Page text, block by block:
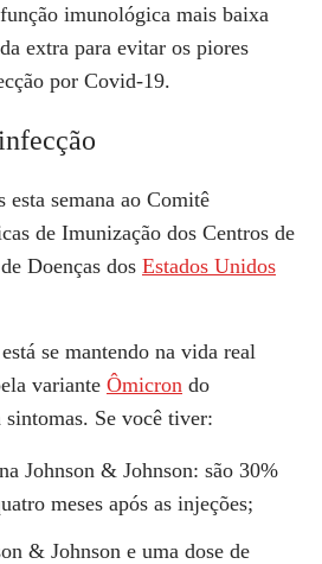
imunológica mais baixa
extra para evitar os piores
por Covid-19.
esta semana ao Comitê
de Imunização dos Centros de
Doenças dos Estados Unidos
se mantendo na vida real
variante Ômicron do
sintomas. Se você tiver:
Johnson & Johnson: são 30%
meses após as injeções;
& Johnson e uma dose de